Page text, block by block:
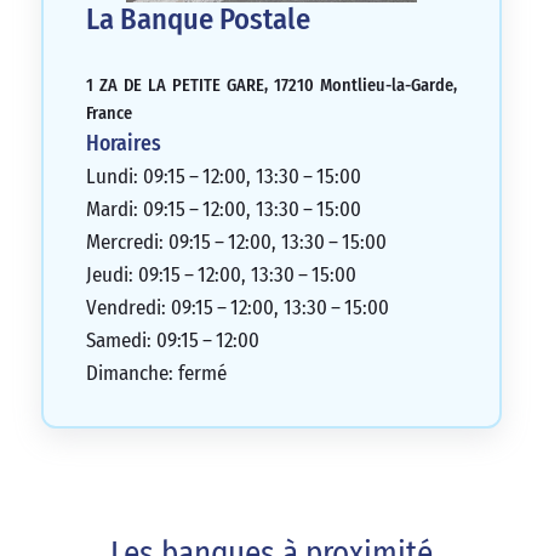
La Banque Postale
1 ZA DE LA PETITE GARE, 17210 Montlieu-la-Garde,
France
Horaires
Lundi: 09:15 – 12:00, 13:30 – 15:00
Mardi: 09:15 – 12:00, 13:30 – 15:00
Mercredi: 09:15 – 12:00, 13:30 – 15:00
Jeudi: 09:15 – 12:00, 13:30 – 15:00
Vendredi: 09:15 – 12:00, 13:30 – 15:00
Samedi: 09:15 – 12:00
Dimanche: fermé